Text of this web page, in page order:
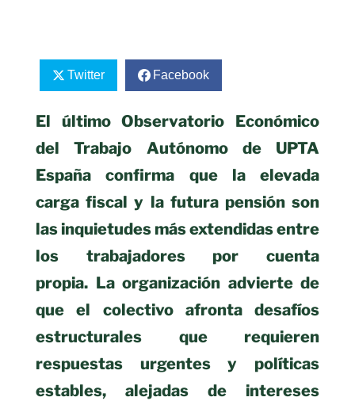
Twitter Facebook
El último Observatorio Económico
del Trabajo Autónomo de UPTA
España confirma que la elevada
carga fiscal y la futura pensión son
las inquietudes más extendidas entre
los trabajadores por cuenta
propia. La organización advierte de
que el colectivo afronta desafíos
estructurales que requieren
respuestas urgentes y políticas
estables, alejadas de intereses